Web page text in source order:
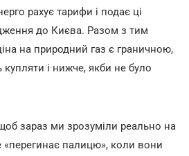
рахує тарифи і подає ці
до Києва. Разом з тим
на природний газ є граничною,
і нижче, якби не було
зараз ми зрозуміли реально на
«перегинає палицю», коли вони